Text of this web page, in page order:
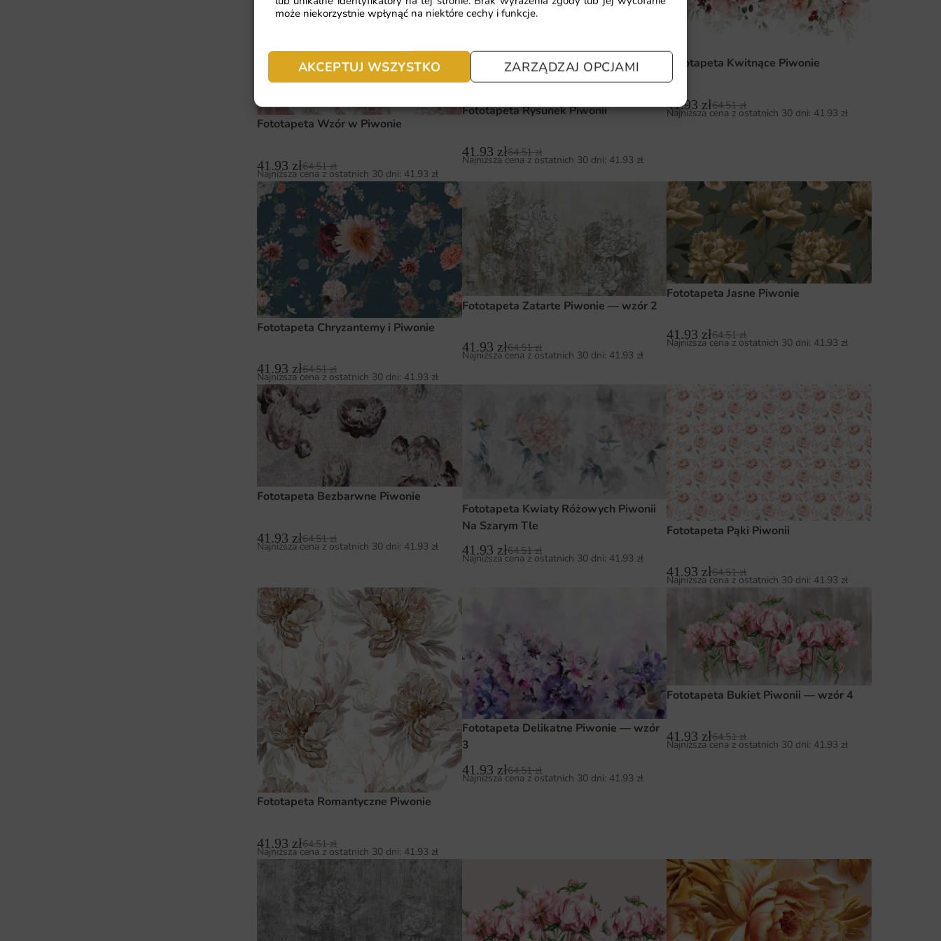
może niekorzystnie wpłynąć na niektóre cechy i funkcje.
AKCEPTUJ WSZYSTKO ZARZĄDZAJ OPCJAMI
Fototapeta Wzór w Piwonie
41.93 zł64.51zł
Najniższa cena z ostatnich 30 dni: 41.93 zł
Fototapeta Rysunek Piwonii
41.93 zł64.51zł
Najniższa cena z ostatnich 30 dni: 41.93 zł
Fototapeta Kwitnące Piwonie
41.93 zł64.51zł
Najniższa cena z ostatnich 30 dni: 41.93 zł
Fototapeta Chryzantemy i Piwonie
41.93 zł64.51zł
Najniższa cena z ostatnich 30 dni: 41.93 zł
Fototapeta Zatarte Piwonie — wzór 2
41.93 zł64.51zł
Najniższa cena z ostatnich 30 dni: 41.93 zł
Fototapeta Jasne Piwonie
41.93 zł64.51zł
Najniższa cena z ostatnich 30 dni: 41.93 zł
Fototapeta Bezbarwne Piwonie
41.93 zł64.51zł
Najniższa cena z ostatnich 30 dni: 41.93 zł
Fototapeta Kwiaty Różowych Piwonii
Na Szarym Tle
41.93 zł64.51zł
Najniższa cena z ostatnich 30 dni: 41.93 zł
Fototapeta Pąki Piwonii
41.93 zł64.51zł
Najniższa cena z ostatnich 30 dni: 41.93 zł
Fototapeta Romantyczne Piwonie
41.93 zł64.51zł
Najniższa cena z ostatnich 30 dni: 41.93 zł
Fototapeta Delikatne Piwonie — wzór
3
41.93 zł64.51zł
Najniższa cena z ostatnich 30 dni: 41.93 zł
Fototapeta Bukiet Piwonii — wzór 4
41.93 zł64.51zł
Najniższa cena z ostatnich 30 dni: 41.93 zł